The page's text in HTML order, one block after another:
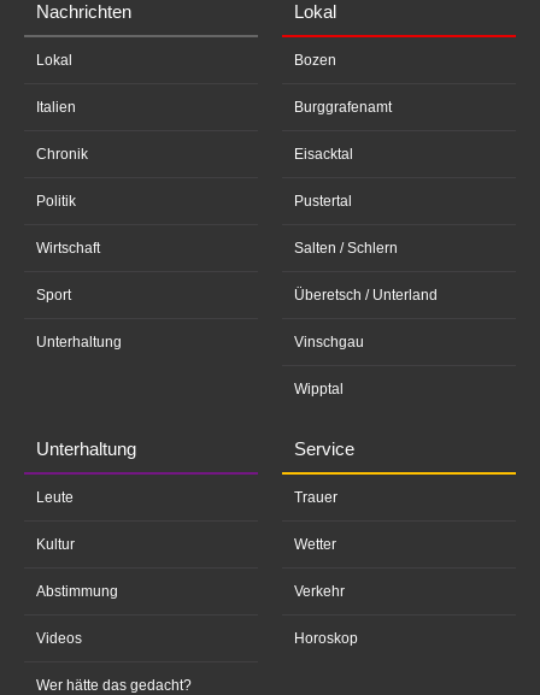
Nachrichten
Lokal
Italien
Chronik
Politik
Wirtschaft
Sport
Unterhaltung
Lokal
Bozen
Burggrafenamt
Eisacktal
Pustertal
Salten / Schlern
Überetsch / Unterland
Vinschgau
Wipptal
Unterhaltung
Leute
Kultur
Abstimmung
Videos
Wer hätte das gedacht?
Service
Trauer
Wetter
Verkehr
Horoskop